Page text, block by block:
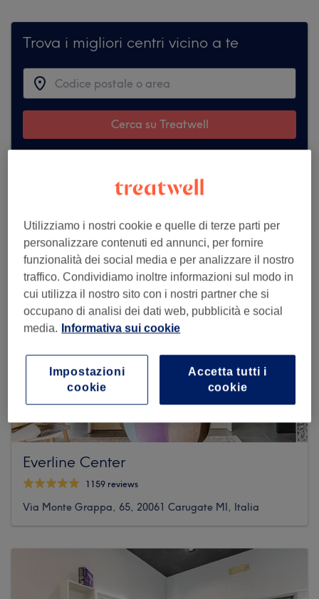
Trova i migliori centri vicino a te
Cerca su Treatwell
Dai un'occhiata ad altri centri
Everline Center
1159 reviews
Via Monte Grappa, 65, 20061 Carugate MI, Italia
Utilizziamo i nostri cookie e quelle di terze parti per
personalizzare contenuti ed annunci, per fornire
funzionalità dei social media e per analizzare il nostro
traffico. Condividiamo inoltre informazioni sul modo in
cui utilizza il nostro sito con i nostri partner che si
occupano di analisi dei dati web, pubblicità e social
media. Informativa sui cookie
Accetta tutti i
cookie
Impostazioni
cookie